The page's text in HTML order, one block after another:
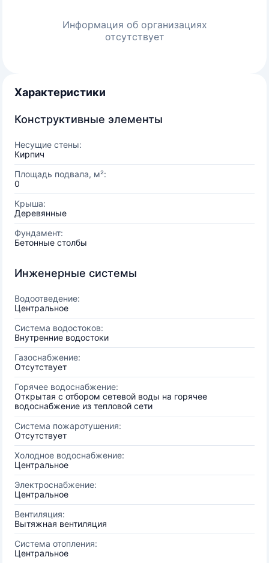
Информация об организациях
отсутствует
Характеристики
Конструктивные элементы
Несущие стены:
Кирпич
Площадь подвала, м²:
0
Крыша:
Деревянные
Фундамент:
Бетонные столбы
Инженерные системы
Водоотведение:
Центральное
Система водостоков:
Внутренние водостоки
Газоснабжение:
Отсутствует
Горячее водоснабжение:
Открытая с отбором сетевой воды на горячее
водоснабжение из тепловой сети
Система пожаротушения:
Отсутствует
Холодное водоснабжение:
Центральное
Электроснабжение:
Центральное
Вентиляция:
Вытяжная вентиляция
Система отопления:
Центральное